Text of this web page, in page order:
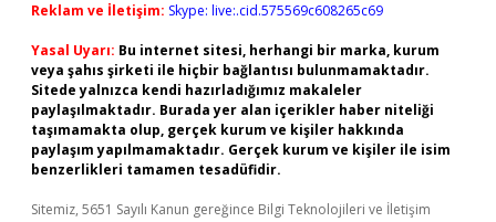
Reklam ve İletişim: Skype: live:.cid.575569c608265c69
Yasal Uyarı: Bu internet sitesi, herhangi bir marka, kurum
veya şahıs şirketi ile hiçbir bağlantısı bulunmamaktadır.
Sitede yalnızca kendi hazırladığımız makaleler
paylaşılmaktadır. Burada yer alan içerikler haber niteliği
taşımamakta olup, gerçek kurum ve kişiler hakkında
paylaşım yapılmamaktadır. Gerçek kurum ve kişiler ile isim
benzerlikleri tamamen tesadüfidir.
Sitemiz, 5651 Sayılı Kanun gereğince Bilgi Teknolojileri ve İletişim